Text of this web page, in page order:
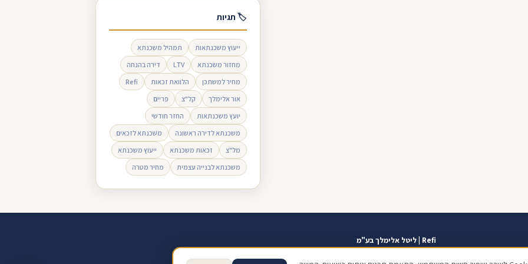
🏷 תגיות
ייעוץ משכנתאות
תמהיל משכנתא
מחזור משכנתא
LTV
דירה בהנחה
מחיר למשתכן
הלוואת זכאות
Refi
אור אלימלך
קל"צ
פריים
יועץ משכנתאות
החזר חודשי
משכנתא לדירה ראשונה
משכנתא לזכאים
מל"צ
זכאות משכנתא
ייעוץ משכנתא
משכנתא לבנייה עצמית
מחיר מטרה
Refi | ליטל אלימלך בע"מ
אזור אישי כתוב ביקורת בגוגל תנאי שימוש